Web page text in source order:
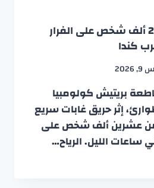
حريق غابات يجبر 20 ألف شخص على الفرار
كندا
بريتيش كولومبيا
إثر حريق غابات سريع
من عشرين ألف شخص على
ساعات الليل. الرياح…